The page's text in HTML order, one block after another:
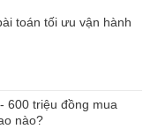
toán tối ưu vận hành
600 triệu đồng mua
nào?